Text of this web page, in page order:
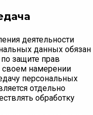
деятельности
данных обязан
защите прав
своем намерении
персональных
отдельно
обработку